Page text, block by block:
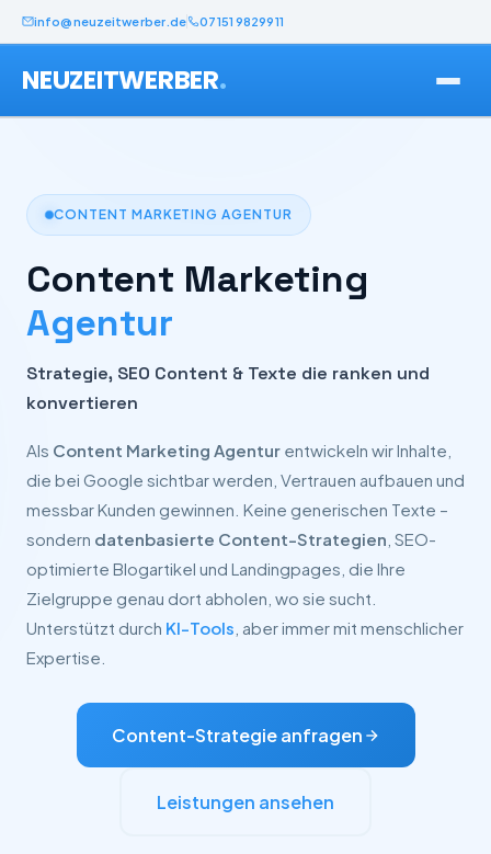
info@neuzeitwerber.de 07151 9829911
NEUZEITWERBER.
CONTENT MARKETING AGENTUR
Content Marketing
Agentur
Strategie, SEO Content & Texte die ranken und
konvertieren
Als Content Marketing Agentur entwickeln wir Inhalte,
die bei Google sichtbar werden, Vertrauen aufbauen und
messbar Kunden gewinnen. Keine generischen Texte –
sondern datenbasierte Content-Strategien , SEO-
optimierte Blogartikel und Landingpages, die Ihre
Zielgruppe genau dort abholen, wo sie sucht.
Unterstützt durch KI-Tools , aber immer mit menschlicher
Expertise.
Content-Strategie anfragen
Leistungen ansehen